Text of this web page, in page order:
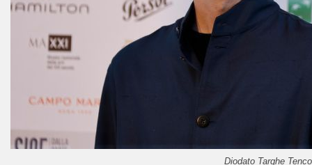
Diodato Targhe Tenco